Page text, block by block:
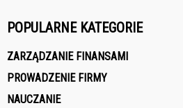
POPULARNE KATEGORIE
ZARZĄDZANIE FINANSAMI
PROWADZENIE FIRMY
NAUCZANIE